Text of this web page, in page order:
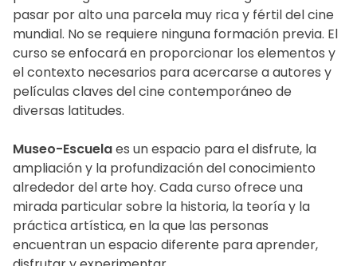
pasar por alto una parcela muy rica y fértil del cine
mundial. No se requiere ninguna formación previa. El
curso se enfocará en proporcionar los elementos y
el contexto necesarios para acercarse a autores y
películas claves del cine contemporáneo de
diversas latitudes.
Museo-Escuelaes un espacio para el disfrute, la
ampliación y la profundización del conocimiento
alrededor del arte hoy. Cada curso ofrece una
mirada particular sobre la historia, la teoría y la
práctica artística, en la que las personas
encuentran un espacio diferente para aprender,